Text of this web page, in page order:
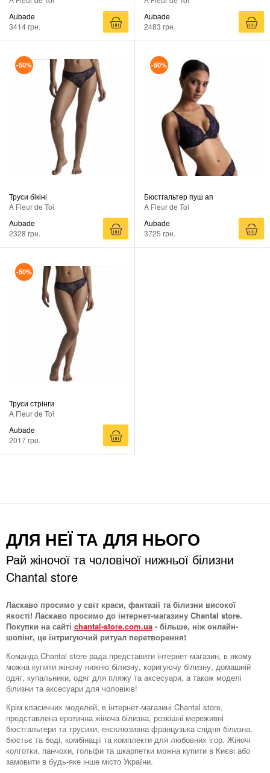
Aubade
3414 грн.
Aubade
2483 грн.
-50%
Труси бікіні
A Fleur de Toi
Aubade
2328 грн.
-50%
Бюстгальтер пуш ап
A Fleur de Toi
Aubade
3725 грн.
-50%
Труси стрінги
A Fleur de Toi
Aubade
2017 грн.
ДЛЯ НЕЇ ТА ДЛЯ НЬОГО
Рай жіночої та чоловічої нижньої білизни
Chantal store
Ласкаво просимо у світ краси, фантазії та білизни високої
якості! Ласкаво просимо до інтернет-магазину Chantal store.
Покупки на сайті chantal-store.com.ua - більше, ніж онлайн-
шопінг, це інтригуючий ритуал перетворення!
Команда Chantal store рада представити інтернет-магазин, в якому
можна купити жіночу нижню білизну, коригуючу білизну, домашній
одяг, купальники, одяг для пляжу та аксесуари, а також моделі
білизни та аксесуари для чоловіків!
Крім класичних моделей, в інтернет-магазині Chantal store,
представлена ​​еротична жіноча білизна, розкішні мереживні
бюстгальтери та трусики, ексклюзивна французька спідня білизна,
бюстьє та боді, комбінації та комплекти для любовних ігор. Жіночі
колготки, панчохи, гольфи та шкарпетки можна купити в Києві або
замовити в будь-яке інше місто України.